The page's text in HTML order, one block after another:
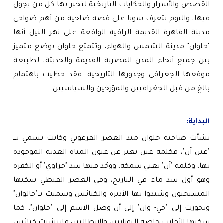
القصص والأسرار والحكايات التاريخية لتخبر بها كل من يجول
فيها، واليوم نتعرف سويا على قصه ضاحية من أهم ضواحي
مدينة القاهرة القديمة الراقية الواقعة على نهر النيل أنها
"حلوان" مدينة الشمس والهواء، وتتمتع حلوان بوضع متميز
بين جميع أنحاء المدن المصرية القديمة والحديثة، لطبيعة
موقعها الجغرافي وجذورها التاريخية. فقد حظيت باهتمام
بالغ من قبل الجغرافيين والمؤرخين والسياسيين.
البداية:
نشأت ضاحية حلوان منذ العصر الفرعوني وكانت تسمي بـــ
"عين آن"، فكلمة عين تعبر عن عيون المياه العذبة الموجودة
بها، وكلمة "آن" تعني سمكة، ووجُد فيها سد "جراوي" أو الكفرة
وهو أول سد ماء في التاريخ، وفي العصر القبطي سكنها
المسيحيون وشيدوا بها الأديرة والكنائس وسميت بــ"حالوان"
وتحورت إلى "حي- وان" إلى أن وصل الاسم إلى "حلوان"، كما